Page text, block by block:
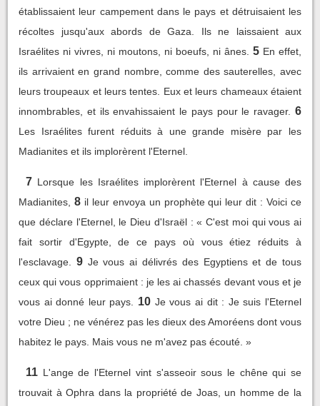
établissaient leur campement dans le pays et détruisaient les
récoltes jusqu'aux abords de Gaza. Ils ne laissaient aux
Israélites ni vivres, ni moutons, ni boeufs, ni ânes. 5 En effet,
ils arrivaient en grand nombre, comme des sauterelles, avec
leurs troupeaux et leurs tentes. Eux et leurs chameaux étaient
innombrables, et ils envahissaient le pays pour le ravager. 6
Les Israélites furent réduits à une grande misère par les
Madianites et ils implorèrent l'Eternel.
7 Lorsque les Israélites implorèrent l'Eternel à cause des
Madianites, 8 il leur envoya un prophète qui leur dit : Voici ce
que déclare l'Eternel, le Dieu d'Israël : « C'est moi qui vous ai
fait sortir d'Egypte, de ce pays où vous étiez réduits à
l'esclavage.
9 Je vous ai délivrés des Egyptiens et de tous
ceux qui vous opprimaient : je les ai chassés devant vous et je
vous ai donné leur pays.
10 Je vous ai dit : Je suis l'Eternel
votre Dieu ; ne vénérez pas les dieux des Amoréens dont vous
habitez le pays. Mais vous ne m'avez pas écouté. »
11 L'ange de l'Eternel vint s'asseoir sous le chêne qui se
trouvait à Ophra dans la propriété de Joas, un homme de la